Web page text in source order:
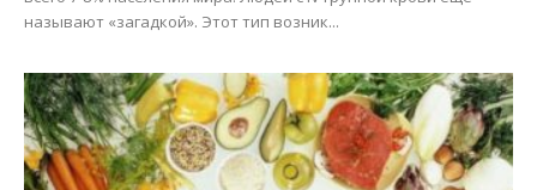
называют «загадкой». Этот тип возник...